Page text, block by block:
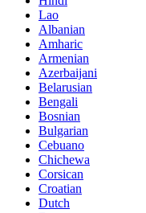
Lao
Albanian
Amharic
Armenian
Azerbaijani
Belarusian
Bengali
Bosnian
Bulgarian
Cebuano
Chichewa
Corsican
Croatian
Dutch